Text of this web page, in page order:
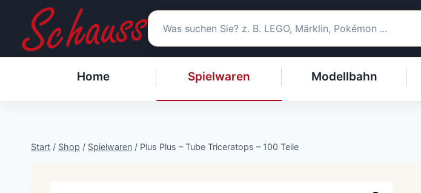
springen
Home Spielwaren Modellbahn
Start / Shop / Spielwaren / Plus Plus – Tube Triceratops – 100 Teile